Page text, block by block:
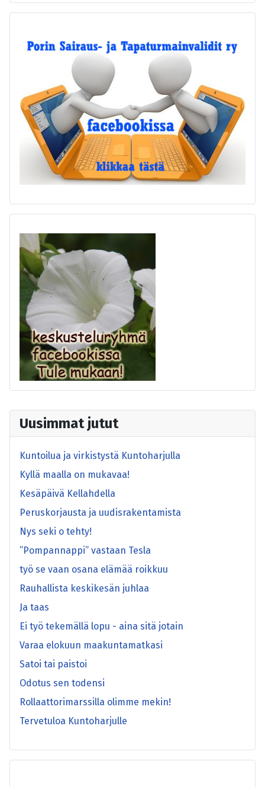
Uusimmat jutut
Kuntoilua ja virkistystä Kuntoharjulla
Kyllä maalla on mukavaa!
Kesäpäivä Kellahdella
Peruskorjausta ja uudisrakentamista
Nys seki o tehty!
”Pompannappi” vastaan Tesla
työ se vaan osana elämää roikkuu
Rauhallista keskikesän juhlaa
Ja taas
Ei työ tekemällä lopu - aina sitä jotain
Varaa elokuun maakuntamatkasi
Satoi tai paistoi
Odotus sen todensi
Rollaattorimarssilla olimme mekin!
Tervetuloa Kuntoharjulle